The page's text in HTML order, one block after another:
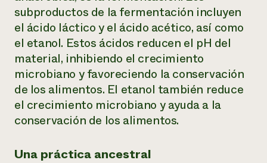
subproductos de la fermentación incluyen
el ácido láctico y el ácido acético, así como
el etanol. Estos ácidos reducen el pH del
material, inhibiendo el crecimiento
microbiano y favoreciendo la conservación
de los alimentos. El etanol también reduce
el crecimiento microbiano y ayuda a la
conservación de los alimentos.
Una práctica ancestral